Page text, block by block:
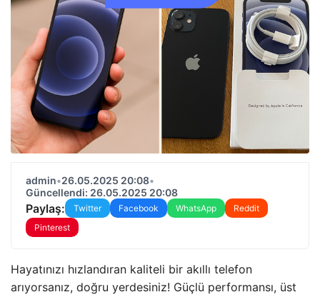
admin•26.05.2025 20:08•
Güncellendi: 26.05.2025 20:08
Paylaş: Twitter Facebook WhatsApp
Reddit
Pinterest
Hayatınızı hızlandıran kaliteli bir akıllı telefon
arıyorsanız, doğru yerdesiniz! Güçlü performansı, üst